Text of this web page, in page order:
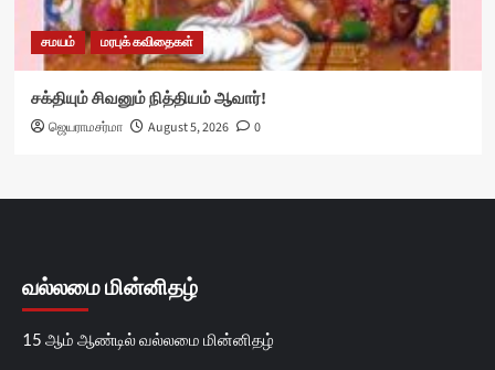
சமயம் மரபுக் கவிதைகள்
சக்தியும் சிவனும் நித்தியம் ஆவார்!
ஜெயராமசர்மா August 5, 2026 0
வல்லமை மின்னிதழ்
15 ஆம் ஆண்டில் வல்லமை மின்னிதழ்